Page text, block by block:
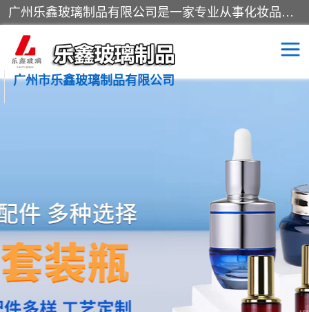
广州乐鑫玻璃制品有限公司是一家专业从事化妆品瓶子、化妆品玻璃瓶子、膏霜瓶、化妆品玻璃瓶等产品的集开发研制、生产、销售于一体的实业型玻璃制品生产企业。产品从设计、开模、试样、生产、蒙砂、抛光、喷涂、高低温单色及多色印刷，烫金（银）到交货实现一条龙服务。
广州市乐鑫玻璃制品有限公司
化妆品玻璃瓶
膏霜瓶
分装瓶 化妆品包材
拉管瓶